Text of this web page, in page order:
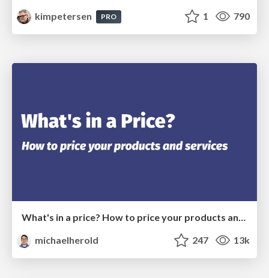
kimpetersen
PRO 1 790
michaelherold
247 13k